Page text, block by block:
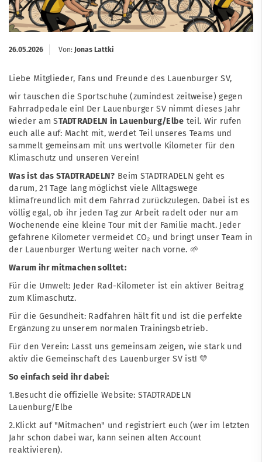
26.05.2026 Von: Jonas Lattki
Liebe Mitglieder, Fans und Freunde des Lauenburger SV,
wir tauschen die Sportschuhe (zumindest zeitweise) gegen
Fahrradpedale ein! Der Lauenburger SV nimmt dieses Jahr
wieder am STADTRADELN in Lauenburg/Elbe teil. Wir rufen
euch alle auf: Macht mit, werdet Teil unseres Teams und
sammelt gemeinsam mit uns wertvolle Kilometer für den
Klimaschutz und unseren Verein!
Was ist das STADTRADELN? Beim STADTRADELN geht es
darum, 21 Tage lang möglichst viele Alltagswege
klimafreundlich mit dem Fahrrad zurückzulegen. Dabei ist es
völlig egal, ob ihr jeden Tag zur Arbeit radelt oder nur am
Wochenende eine kleine Tour mit der Familie macht. Jeder
gefahrene Kilometer vermeidet CO₂ und bringt unser Team in
der Lauenburger Wertung weiter nach vorne. 🌱
Warum ihr mitmachen solltet:
Für die Umwelt: Jeder Rad-Kilometer ist ein aktiver Beitrag
zum Klimaschutz.
Für die Gesundheit: Radfahren hält fit und ist die perfekte
Ergänzung zu unserem normalen Trainingsbetrieb.
Für den Verein: Lasst uns gemeinsam zeigen, wie stark und
aktiv die Gemeinschaft des Lauenburger SV ist! 💛
So einfach seid ihr dabei:
1.Besucht die offizielle Website: STADTRADELN
Lauenburg/Elbe
2.Klickt auf "Mitmachen" und registriert euch (wer im letzten
Jahr schon dabei war, kann seinen alten Account
reaktivieren).